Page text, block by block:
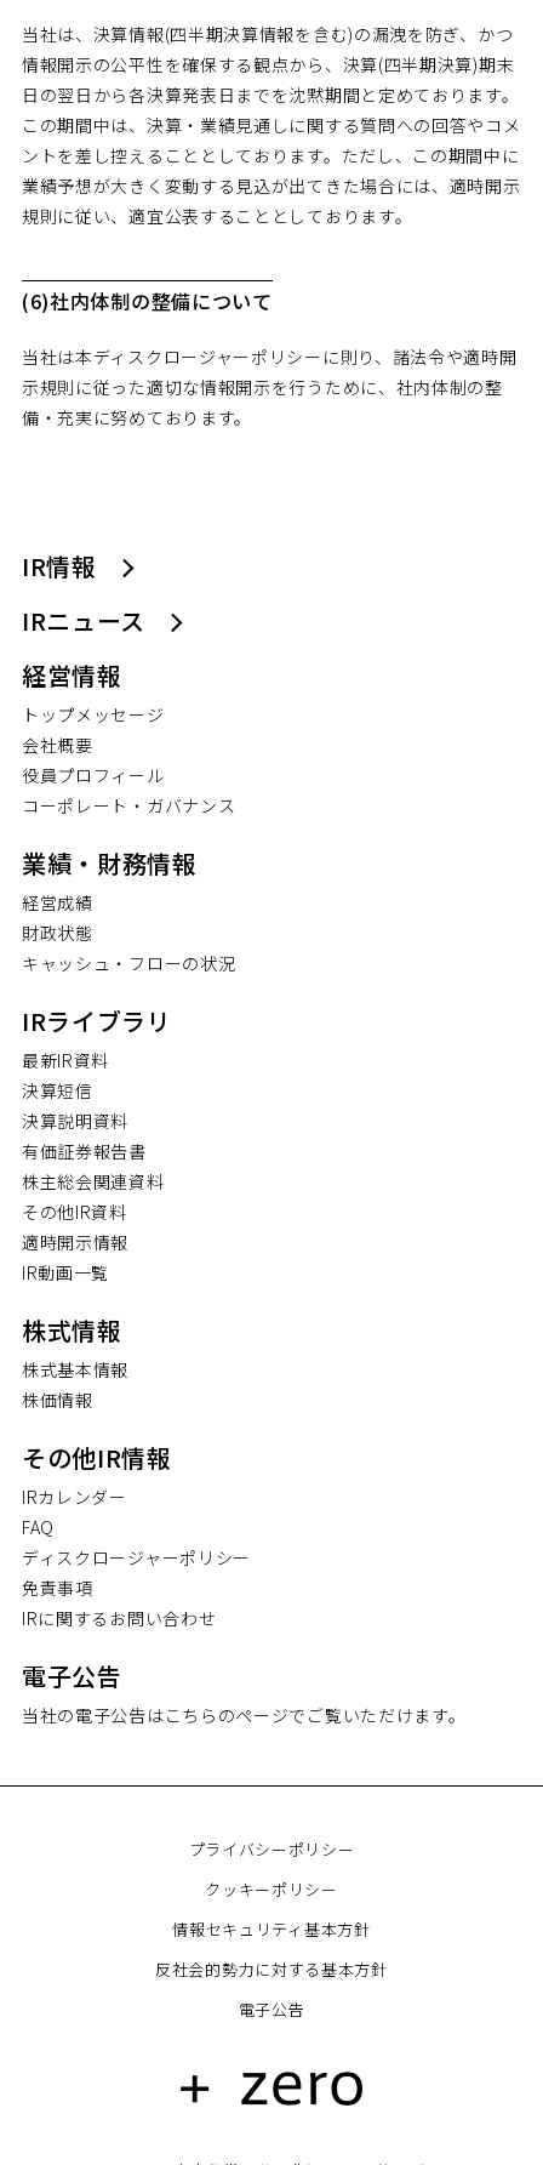
当社は、決算情報(四半期決算情報を含む)の漏洩を防ぎ、かつ
情報開示の公平性を確保する観点から、決算(四半期決算)期末
日の翌日から各決算発表日までを沈黙期間と定めております。
この期間中は、決算・業績見通しに関する質問への回答やコメ
ントを差し控えることとしております。ただし、この期間中に
業績予想が大きく変動する見込が出てきた場合には、適時開示
規則に従い、適宜公表することとしております。
(6)社内体制の整備について
当社は本ディスクロージャーポリシーに則り、諸法令や適時開
示規則に従った適切な情報開示を行うために、社内体制の整
備・充実に努めております。
IR情報
IRニュース
経営情報
トップメッセージ
会社概要
役員プロフィール
コーポレート・ガバナンス
業績・財務情報
経営成績
財政状態
キャッシュ・フローの状況
IRライブラリ
最新IR資料
決算短信
決算説明資料
有価証券報告書
株主総会関連資料
その他IR資料
適時開示情報
IR動画一覧
株式情報
株式基本情報
株価情報
その他IR情報
IRカレンダー
FAQ
ディスクロージャーポリシー
免責事項
IRに関するお問い合わせ
電子公告
当社の電子公告はこちらのページでご覧いただけます。
プライバシーポリシー
クッキーポリシー
情報セキュリティ基本方針
反社会的勢力に対する基本方針
電子公告